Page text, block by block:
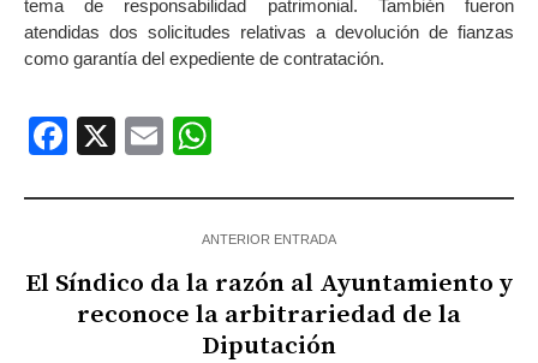
tema de responsabilidad patrimonial. También fueron
atendidas dos solicitudes relativas a devolución de fianzas
como garantía del expediente de contratación.
Facebook
X Email
ANTERIOR ENTRADA
El Síndico da la razón al Ayuntamiento y
reconoce la arbitrariedad de la
Diputación